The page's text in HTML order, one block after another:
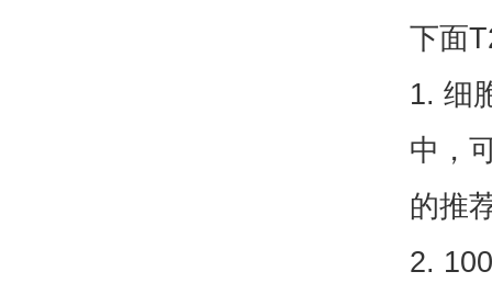
下面
1. 细
中，
的推
2.